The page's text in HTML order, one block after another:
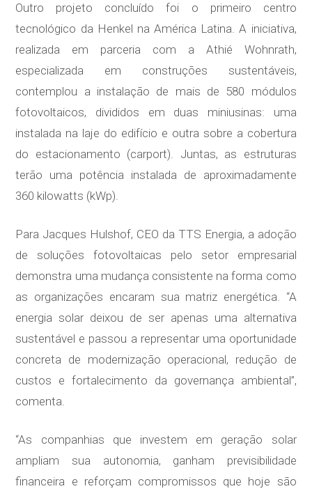
Outro projeto concluído foi o primeiro centro
tecnológico da Henkel na América Latina. A iniciativa,
realizada em parceria com a Athié Wohnrath,
especializada em construções sustentáveis,
contemplou a instalação de mais de 580 módulos
fotovoltaicos, divididos em duas miniusinas: uma
instalada na laje do edifício e outra sobre a cobertura
do estacionamento (carport). Juntas, as estruturas
terão uma potência instalada de aproximadamente
360 kilowatts (kWp).
Para Jacques Hulshof, CEO da TTS Energia, a adoção
de soluções fotovoltaicas pelo setor empresarial
demonstra uma mudança consistente na forma como
as organizações encaram sua matriz energética. “A
energia solar deixou de ser apenas uma alternativa
sustentável e passou a representar uma oportunidade
concreta de modernização operacional, redução de
custos e fortalecimento da governança ambiental”,
comenta.
“As companhias que investem em geração solar
ampliam sua autonomia, ganham previsibilidade
financeira e reforçam compromissos que hoje são